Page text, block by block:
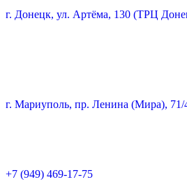
г. Донецк, ул. Артёма, 130 (ТРЦ
г. Мариуполь, пр. Ленина (Мира), 71/
+7 (949) 469-17-75